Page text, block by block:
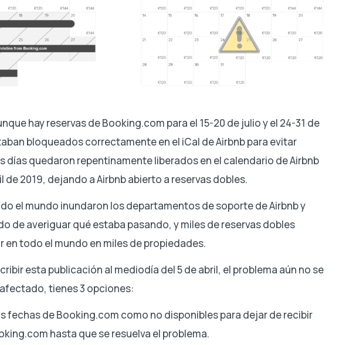
hay reservas de Booking.com para el 15-20 de julio y el 24-31 de
bloqueados correctamente en el iCal de Airbnb para evitar
días quedaron repentinamente liberados en el calendario de Airbnb
de 2019, dejando a Airbnb abierto a reservas dobles.
el mundo inundaron los departamentos de soporte de Airbnb y
de averiguar qué estaba pasando, y miles de reservas dobles
en todo el mundo en miles de propiedades.
esta publicación al mediodía del 5 de abril, el problema aún no se
tienes 3 opciones:
fechas de Booking.com como no disponibles para dejar de recibir
hasta que se resuelva el problema.